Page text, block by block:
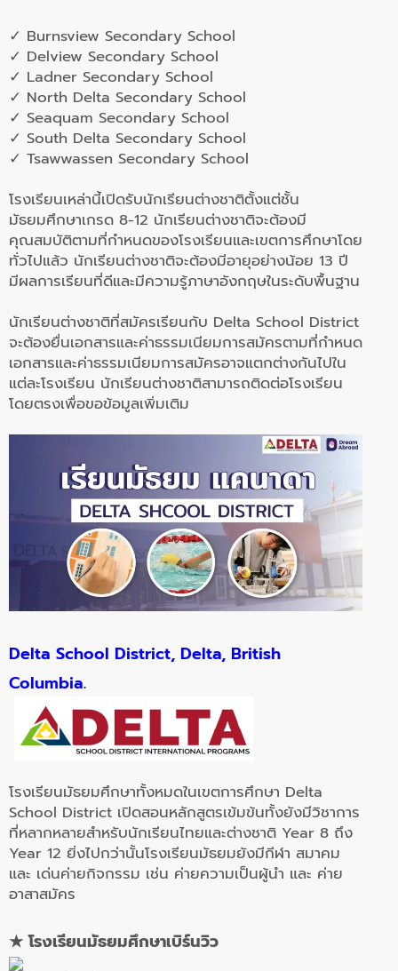
✓ Burnsview Secondary School
✓ Delview Secondary School
✓ Ladner Secondary School
✓ North Delta Secondary School
✓ Seaquam Secondary School
✓ South Delta Secondary School
✓ Tsawwassen Secondary School
โรงเรียนเหล่านี้เปิดรับนักเรียนต่างชาติตั้งแต่ชั้น
มัธยมศึกษาเกรด 8-12 นักเรียนต่างชาติจะต้องมี
คุณสมบัติตามที่กำหนดของโรงเรียนและเขตการศึกษาโดย
ทั่วไปแล้ว นักเรียนต่างชาติจะต้องมีอายุอย่างน้อย 13 ปี
มีผลการเรียนที่ดีและมีความรู้ภาษาอังกฤษในระดับพื้นฐาน
นักเรียนต่างชาติที่สมัครเรียนกับ Delta School District
จะต้องยื่นเอกสารและค่าธรรมเนียมการสมัครตามที่กำหนด
เอกสารและค่าธรรมเนียมการสมัครอาจแตกต่างกันไปใน
แต่ละโรงเรียน นักเรียนต่างชาติสามารถติดต่อโรงเรียน
โดยตรงเพื่อขอข้อมูลเพิ่มเติม
Delta School District, Delta, British
Columbia.
โรงเรียนมัธยมศึกษาทั้งหมดในเขตการศึกษา Delta
School District เปิดสอนหลักสูตรเข้มข้นทั้งยังมีวิชาการ
ที่หลากหลายสำหรับนักเรียนไทยและต่างชาติ Year 8 ถึง
Year 12 ยิ่งไปกว่านั้นโรงเรียนมัธยมยังมีกีฬา สมาคม
และ เด่นค่ายกิจกรรม เช่น ค่ายความเป็นผู้นำ และ ค่าย
อาสาสมัคร
★โรงเรียนมัธยมศึกษาเบิร์นวิว